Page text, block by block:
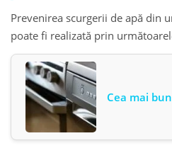
Prevenirea scurgerii de apă din
poate fi realizată prin
Cea mai